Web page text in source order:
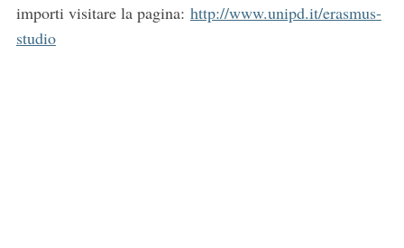
importi visitare la pagina: http://www.unipd.it/erasmus-
studio